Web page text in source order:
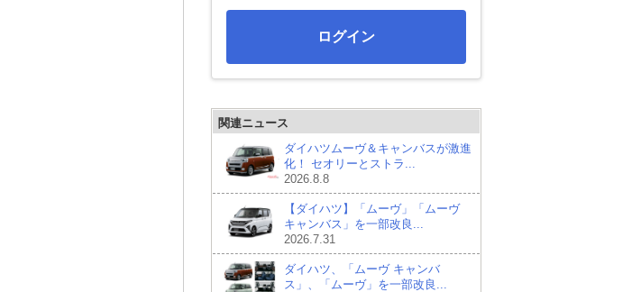
ログイン
関連ニュース
ダイハツムーヴ＆キャンバスが激進
化！ セオリーとストラ...
2026.8.8
【ダイハツ】「ムーヴ」「ムーヴ
キャンバス」を一部改良...
2026.7.31
ダイハツ、「ムーヴ キャンバ
ス」、「ムーヴ」を一部改良...